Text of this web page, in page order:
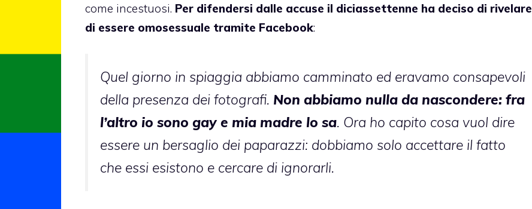
come incestuosi. Per difendersi dalle accuse il diciassettenne ha deciso di rivelare
di essere omosessuale tramite Facebook:
Quel giorno in spiaggia abbiamo camminato ed eravamo consapevoli
della presenza dei fotografi. Non abbiamo nulla da nascondere: fra
l’altro io sono gay e mia madre lo sa. Ora ho capito cosa vuol dire
essere un bersaglio dei paparazzi: dobbiamo solo accettare il fatto
che essi esistono e cercare di ignorarli.